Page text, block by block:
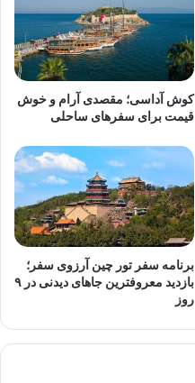
کوش آداسی؛ مقصدی آرام و خوش
قیمت برای سفرهای ساحلی
برنامه سفر تور چین آرزوی سفر؛
بازدید معروفترین جاهای دیدنی در ۹
روز